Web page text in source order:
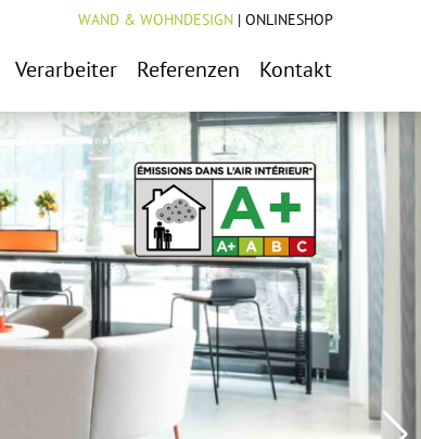
WAND & WOHNDESIGN| ONLINESHOP
Verarbeiter Referenzen Kontakt